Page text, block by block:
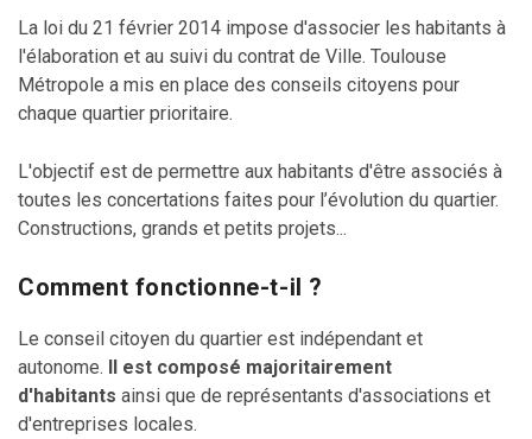
La loi du 21 février 2014 impose d'associer les habitants à
l'élaboration et au suivi du contrat de Ville. Toulouse
Métropole a mis en place des conseils citoyens pour
chaque quartier prioritaire.
L'objectif est de permettre aux habitants d'être associés à
toutes les concertations faites pour l’évolution du quartier.
Constructions, grands et petits projets...
Comment fonctionne-t-il ?
Le conseil citoyen du quartier est indépendant et
autonome. Il est composé majoritairement
d'habitants ainsi que de représentants d'associations et
d'entreprises locales.